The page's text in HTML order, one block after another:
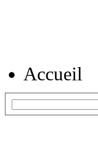
Accueil